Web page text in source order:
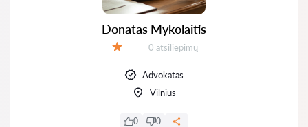
Donatas Mykolaitis
Atsiliepimų:
0 atsiliepimų
Advokatas
Vilnius
0 0